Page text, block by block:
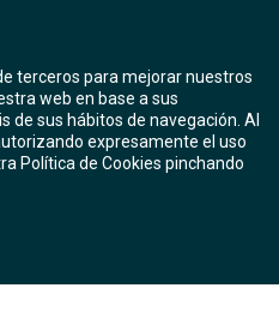
terceros para mejorar nuestros
web en base a sus
de sus hábitos de navegación. Al
expresamente el uso
Política de Cookies pinchando